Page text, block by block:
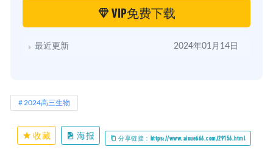
VIP免费下载
最近更新 2024年01月14日
2024高三生物
收藏 海报 分享链接：https://www.aixue666.com/29156.html